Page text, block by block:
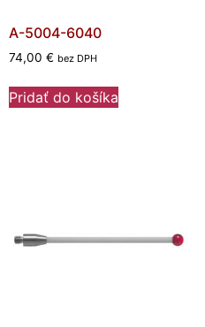
A-5004-6040
74,00 € bez DPH
Pridať do košíka